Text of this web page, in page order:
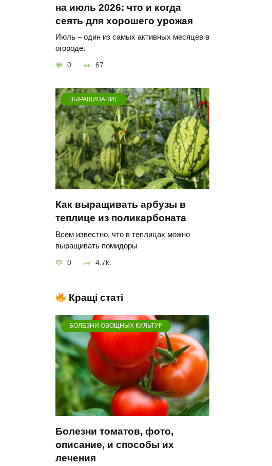
на июль 2026: что и когда
сеять для хорошего урожая
Июль – один из самых активных месяцев в
огороде.
0 67
ВЫРАЩИВАНИЕ
Как выращивать арбузы в
теплице из поликарбоната
Всем известно, что в теплицах можно
выращивать помидоры
0 4.7k.
Кращі статі
БОЛЕЗНИ ОВОЩНЫХ КУЛЬТУР
Болезни томатов, фото,
описание, и способы их
лечения